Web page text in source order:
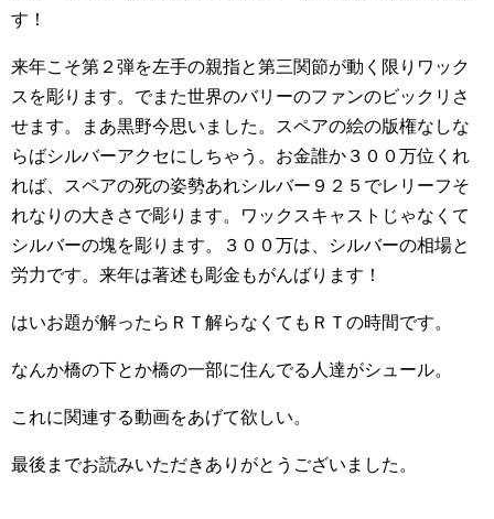
す！
来年こそ第２弾を左手の親指と第三関節が動く限りワック
スを彫ります。でまた世界のバリーのファンのビックリさ
せます。まあ黒野今思いました。スペアの絵の版権なしな
らばシルバーアクセにしちゃう。お金誰か３００万位くれ
れば、スペアの死の姿勢あれシルバー９２５でレリーフそ
れなりの大きさで彫ります。ワックスキャストじゃなくて
シルバーの塊を彫ります。３００万は、シルバーの相場と
労力です。来年は著述も彫金もがんばります！
はいお題が解ったらＲＴ解らなくてもＲＴの時間です。
なんか橋の下とか橋の一部に住んでる人達がシュール。
これに関連する動画をあげて欲しい。
最後までお読みいただきありがとうございました。